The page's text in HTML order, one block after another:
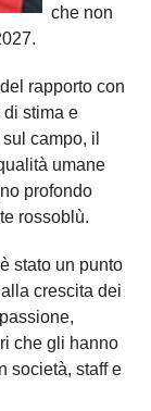
che non
rapporto con
stima e
campo, il
umane
profondo
rossoblù.
stato un punto
crescita dei
che gli hanno
società, staff e